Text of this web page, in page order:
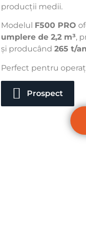
producții medii.
Modelul F500 PRO
umplere de 2,2 m³,
și producând 265 t/
Perfect pentru
Prospect